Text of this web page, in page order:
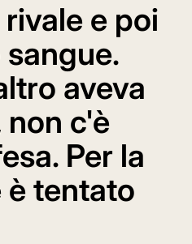
e poi
aveva
non c'è
Per la
è tentato